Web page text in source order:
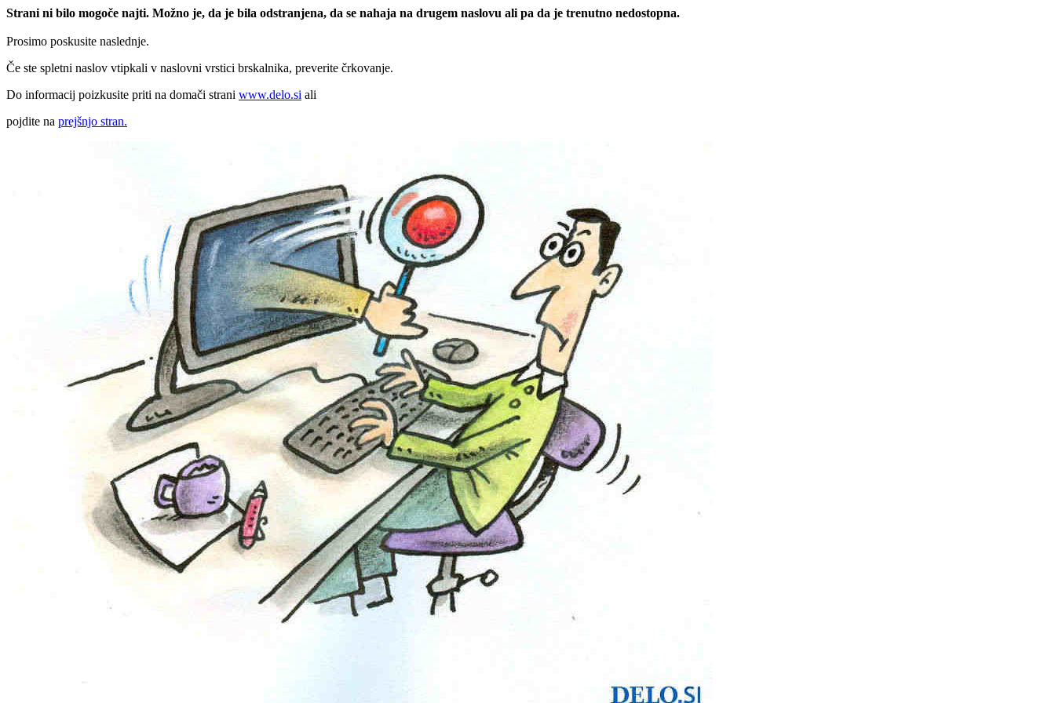
Strani ni bilo mogoče najti. Možno je, da je bila odstranjena, da se nahaja na drugem naslovu ali pa da je trenutno nedostopna.
Prosimo poskusite naslednje.
Če ste spletni naslov vtipkali v naslovni vrstici brskalnika, preverite črkovanje.
Do informacij poizkusite priti na domači strani www.delo.si ali
pojdite na prejšnjo stran.